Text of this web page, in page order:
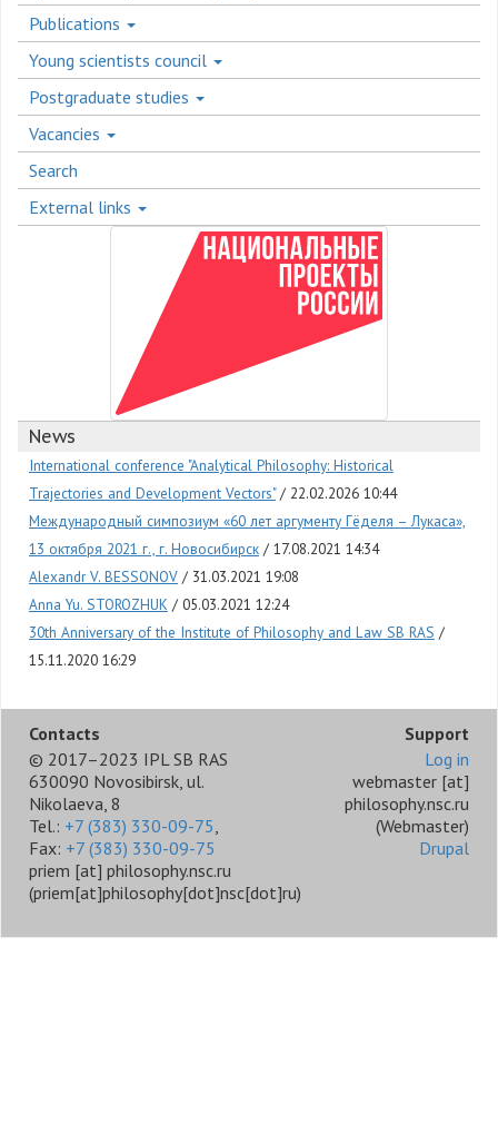
Publications
Young scientists council
Postgraduate studies
Vacancies
Search
External links
News
International conference "Analytical Philosophy: Historical
Trajectories and Development Vectors"
22.02.2026 10:44
Международный симпозиум «60 лет аргументу Гёделя – Лукаса»,
13 октября 2021 г., г. Новосибирск
17.08.2021 14:34
Alexandr V. BESSONOV
31.03.2021 19:08
Anna Yu. STOROZHUK
05.03.2021 12:24
30th Anniversary of the Institute of Philosophy and Law SB RAS
15.11.2020 16:29
Contacts
© 2017–2023 IPL SB RAS
630090 Novosibirsk, ul.
Nikolaeva, 8
Tel.: +7 (383) 330-09-75,
Fax: +7 (383) 330-09-75
priem [at] philosophy.nsc.ru
(priem[at]philosophy[dot]nsc[dot]ru)
Support
Log in
webmaster [at]
philosophy.nsc.ru
(Webmaster)
Drupal